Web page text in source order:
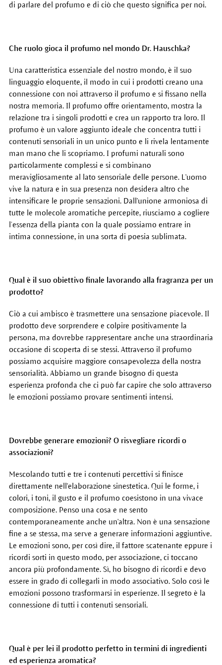
di parlare del profumo e di ciò che questo significa per noi.
Che ruolo gioca il profumo nel mondo Dr. Hauschka?
Una caratteristica essenziale del nostro mondo, è il suo
linguaggio eloquente, il modo in cui i prodotti creano una
connessione con noi attraverso il profumo e si fissano nella
nostra memoria. Il profumo offre orientamento, mostra la
relazione tra i singoli prodotti e crea un rapporto tra loro. Il
profumo è un valore aggiunto ideale che concentra tutti i
contenuti sensoriali in un unico punto e li rivela lentamente
man mano che li scopriamo. I profumi naturali sono
particolarmente complessi e si combinano
meravigliosamente al lato sensoriale delle persone. L'uomo
vive la natura e in sua presenza non desidera altro che
intensificare le proprie sensazioni. Dall'unione armoniosa di
tutte le molecole aromatiche percepite, riusciamo a cogliere
l’essenza della pianta con la quale possiamo entrare in
intima connessione, in una sorta di poesia sublimata.
Qual è il suo obiettivo finale lavorando alla fragranza per un
prodotto?
Ciò a cui ambisco è trasmettere una sensazione piacevole. Il
prodotto deve sorprendere e colpire positivamente la
persona, ma dovrebbe rappresentare anche una straordinaria
occasione di scoperta di se stessi. Attraverso il profumo
possiamo acquisire maggiore consapevolezza della nostra
sensorialità. Abbiamo un grande bisogno di questa
esperienza profonda che ci può far capire che solo attraverso
le emozioni possiamo provare sentimenti intensi.
Dovrebbe generare emozioni? O risvegliare ricordi o
associazioni?
Mescolando tutti e tre i contenuti percettivi si finisce
direttamente nell'elaborazione sinestetica. Qui le forme, i
colori, i toni, il gusto e il profumo coesistono in una vivace
composizione. Penso una cosa e ne sento
contemporaneamente anche un'altra. Non è una sensazione
fine a se stessa, ma serve a generare informazioni aggiuntive.
Le emozioni sono, per così dire, il fattore scatenante eppure i
ricordi sorti in questo modo, per associazione, ci toccano
ancora più profondamente. Sì, ho bisogno di ricordi e devo
essere in grado di collegarli in modo associativo. Solo così le
emozioni possono trasformarsi in esperienze. Il segreto è la
connessione di tutti i contenuti sensoriali.
Qual è per lei il prodotto perfetto in termini di ingredienti
ed esperienza aromatica?